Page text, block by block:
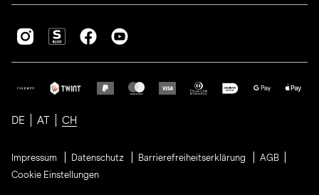
DE AT CH
Impressum Datenschutz Barrierefreiheitserklärung
AGB
Cookie Einstellungen